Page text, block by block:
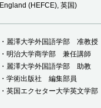
England (HEFCE), 英国)
・麗澤大学外国語学部 准教授
・明治大学商学部 兼任講師
・麗澤大学外国語学部 助教
・学術出版社 編集部員
・英国エクセター大学英文学